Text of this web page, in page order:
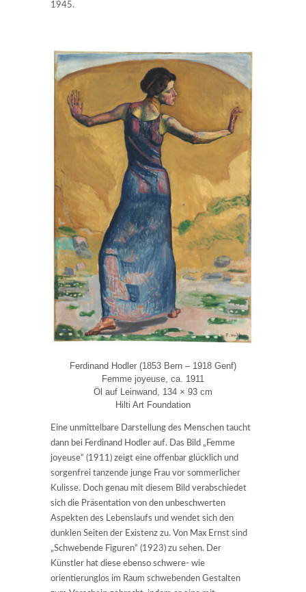
1945.
Ferdinand Hodler (1853 Bern – 1918 Genf)
Femme joyeuse, ca. 1911
Öl auf Leinwand, 134 × 93 cm
Hilti Art Foundation
Eine unmittelbare Darstellung des Menschen taucht
dann bei Ferdinand Hodler auf. Das Bild „Femme
joyeuse“ (1911) zeigt eine offenbar glücklich und
sorgenfrei tanzende junge Frau vor sommerlicher
Kulisse. Doch genau mit diesem Bild verabschiedet
sich die Präsentation von den unbeschwerten
Aspekten des Lebenslaufs und wendet sich den
dunklen Seiten der Existenz zu. Von Max Ernst sind
„Schwebende Figuren“ (1923) zu sehen. Der
Künstler hat diese ebenso schwere- wie
orientierunglos im Raum schwebenden Gestalten